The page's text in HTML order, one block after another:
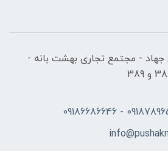
جهاد - مجتمع تجاری بهشت بانه -